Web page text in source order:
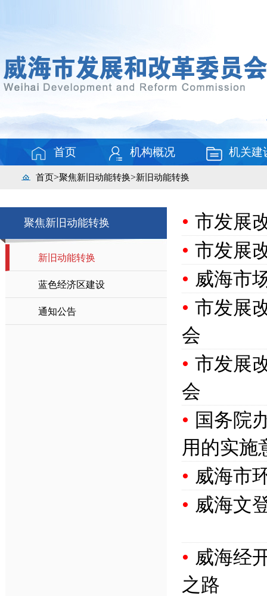
首页 机构概况 机关建
首页>聚焦新旧动能转换>新旧动能转换
聚焦新旧动能转换
新旧动能转换
蓝色经济区建设
通知公告
• 市发展
• 市发展
• 威海市
• 市发展
会
• 市发展
会
• 国务院
用的实施
• 威海市
• 威海文
• 威海经
之路